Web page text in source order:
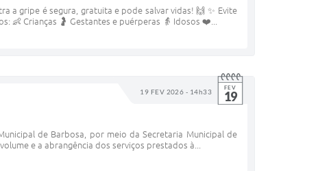
a gripe é segura, gratuita e pode salvar vidas! 🙌 ✨ Evite
👶 Crianças 🤰 Gestantes e puérperas 👵 Idosos ❤️...
19 FEV 2026 - 14h33 FEV
19
de Barbosa, por meio da Secretaria Municipal de
e a abrangência dos serviços prestados à...